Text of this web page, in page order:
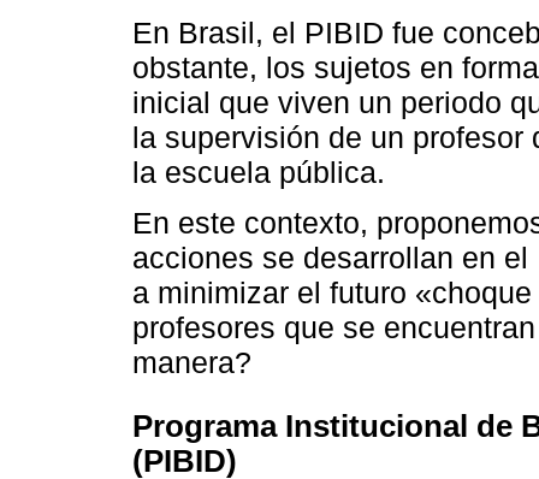
En Brasil, el PIBID fue
obstante, los sujetos en
inicial que viven un periodo
la supervisión de un
la escuela pública.
En este contexto,
acciones se desarrollan en
a minimizar el futuro
profesores que se
manera?
Programa Institucional de
(PIBID)